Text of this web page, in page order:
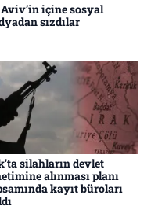
içine sosyal
sızdılar
silahların devlet
alınması planı
kayıt büroları